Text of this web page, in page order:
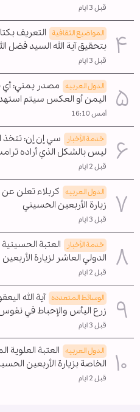
قبل 3 ايام
المواضیع الثقافية التعريف
بتحقيق آية الله السيد فضل
قبل 3 ايام
الدول العربیه مصدر يمني: أي
اليمن أو العكس سيتم
أمس 16:10
خدمة الأخبار
سي إن إن: تتخذ
ليس بالشكل الذي أراده
قبل 2 ايام
الدول العربیه كربلاء تعلن عن
زيارة الأربعين الحسيني
قبل 3 ايام
خدمة الأخبار
العتبة
الدولي العاشر لزيارة
قبل 2 ايام
الوسائط المتعدده آية الله
زرع اليأس والإحباط في
قبل 3 ايام
الدول العربیه العتبة
الخاصة بزيارة الأربعين
قبل 2 ايام